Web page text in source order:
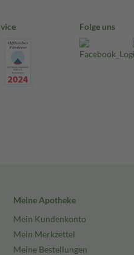
Folge uns
Meine Apotheke
Mein Kundenkonto
Mein Merkzettel
Meine Bestellungen